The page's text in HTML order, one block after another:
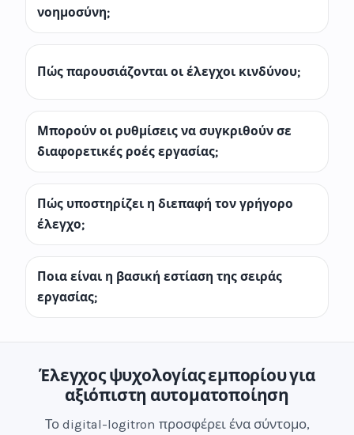
νοημοσύνη;
Πώς παρουσιάζονται οι έλεγχοι κινδύνου;
Μπορούν οι ρυθμίσεις να συγκριθούν σε
διαφορετικές ροές εργασίας;
Πώς υποστηρίζει η διεπαφή τον γρήγορο
έλεγχο;
Ποια είναι η βασική εστίαση της σειράς
εργασίας;
Έλεγχος ψυχολογίας εμπορίου για
αξιόπιστη αυτοματοποίηση
Το digital-logitron προσφέρει ένα σύντομο,